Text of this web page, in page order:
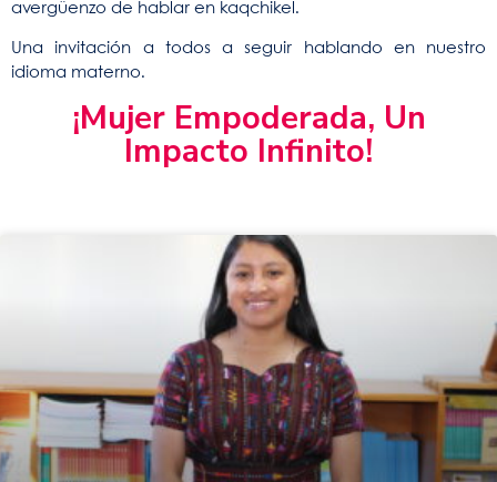
avergüenzo de hablar en kaqchikel.
Una invitación a todos a seguir hablando en nuestro
idioma materno.
¡Mujer Empoderada, Un
Impacto Infinito!